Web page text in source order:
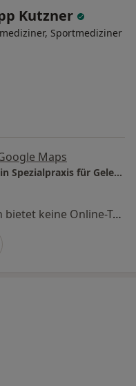
Kutzner
Sportmediziner
Maps
ENDOPROTHETICUM Rhein-Main Spezialpraxis für Gelenkersatz und Gelenkchirurgie Prof. Dr. Karl Philipp Kutzner
Dieser Arzt bzw. diese Ärztin bietet keine Online-Terminbuchung an diesem Standort an.